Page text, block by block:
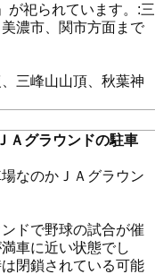
が祀られています。:三
濃市、関市方面まで
三峰山山頂、秋葉神
Ａグラウンドの駐車
なのかＪＡグラウン
ドで野球の試合が催
車に近い状態でし
閉鎖されている可能